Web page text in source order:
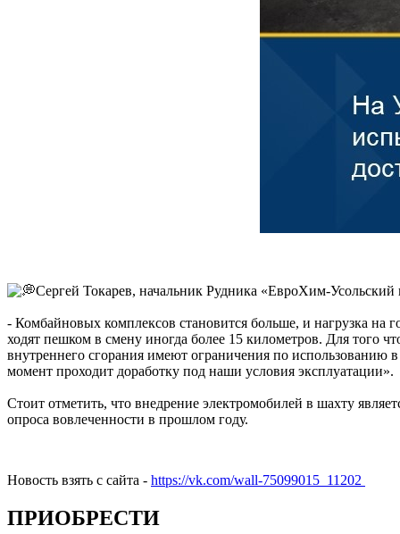
Сергей Токарев, начальник Рудника «ЕвроХим-
- Комбайновых комплексов становится больше, и нагрузка на
ходят пешком в смену иногда более 15 километров. Для того
внутреннего сгорания имеют ограничения по использованию
момент проходит доработку под наши условия эксплуатации».
Стоит отметить, что внедрение электромобилей в шахту
опроса вовлеченности в прошлом году.
Новость взять с сайта - https://vk.com/wall-75099015_11202
ПРИОБРЕСТИ